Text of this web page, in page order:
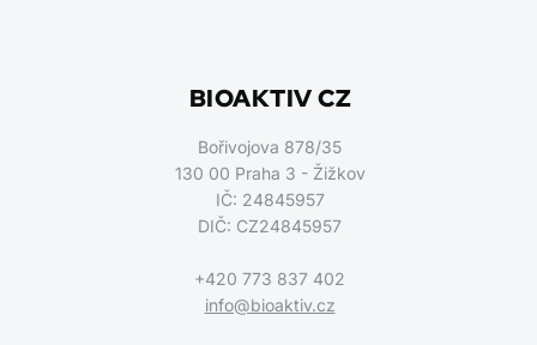
BIOAKTIV CZ
Bořivojova 878/35
130 00 Praha 3 - Žižkov
IČ: 24845957
DIČ: CZ24845957
+420 773 837 402
info@bioaktiv.cz